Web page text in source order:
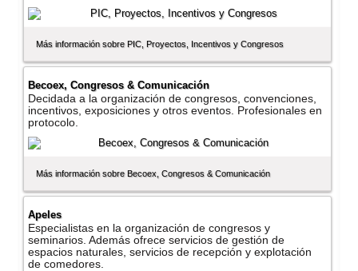
Más información sobre PIC, Proyectos, Incentivos y Congresos
Becoex, Congresos & Comunicación
Decidada a la organización de congresos, convenciones,
incentivos, exposiciones y otros eventos. Profesionales en
protocolo.
Más información sobre Becoex, Congresos & Comunicación
Apeles
Especialistas en la organización de congresos y
seminarios. Además ofrece servicios de gestión de
espacios naturales, servicios de recepción y explotación
de comedores.